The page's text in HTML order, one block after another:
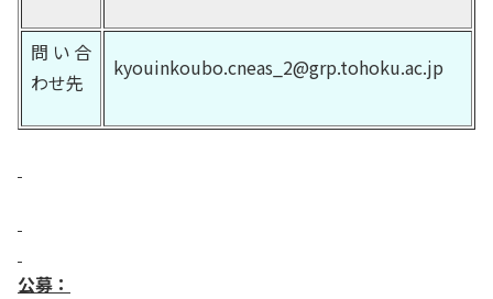
問い合
わせ先
kyouinkoubo.cneas_2@grp.tohoku.ac.jp
公募：